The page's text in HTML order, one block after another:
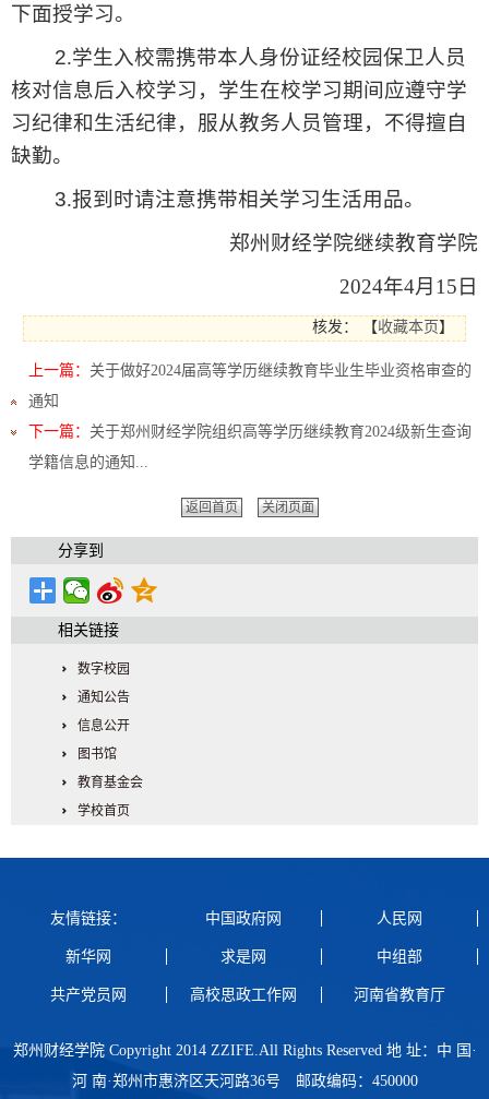
下面授学习。
2.学生入校需携带本人身份证经校园保卫人员
核对信息后入校学习，学生在校学习期间应遵守学
习纪律和生活纪律，服从教务人员管理，不得擅自
缺勤。
3.报到时请注意携带相关学习生活用品。
郑州财经学院继续教育学院
2024年4月 15日
核发： 【收藏本页 】
上一篇： 关于做好2024届高等学历继续教育毕业生毕业资格审查的
通知
下一篇： 关于郑州财经学院组织高等学历继续教育2024级新生查询
学籍信息的通知...
返回首页 关闭页面
分享到
相关链接
数字校园
通知公告
信息公开
图书馆
教育基金会
学校首页
友情链接： 中国政府网 人民网
新华网 求是网 中组部
共产党员网 高校思政工作网 河南省教育厅
郑州财经学院 Copyright 2014 ZZIFE.All Rights Reserved 地 址：中 国·
河 南·郑州市惠济区天河路36号 邮政编码：450000